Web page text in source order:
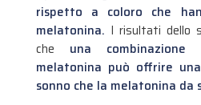
rispetto a coloro che
melatonina. I risultati dello
che una
melatonina può offrire
sonno che la melatonina da